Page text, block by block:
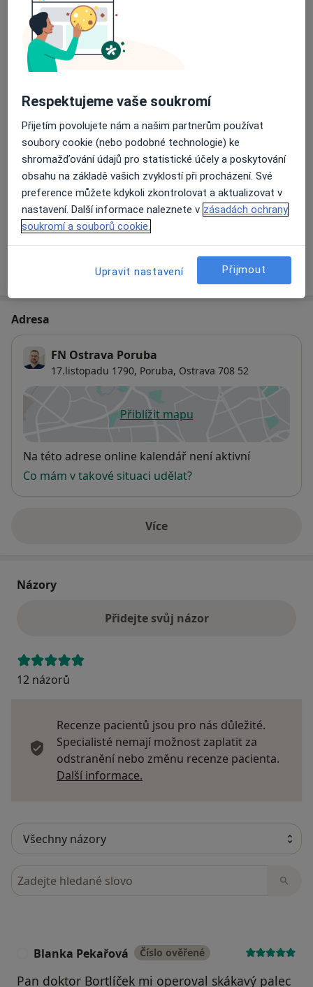
Botox
Detaily
Estetická chirurgie
Implantáty
Detaily
Konzultace plastické chirurgie
Detaily
+ 9 služby
Jak fungují ceny?
Adresa
FN Ostrava Poruba
17.listopadu 1790, Poruba, Ostrava 708 52
Přiblížit mapuse otevře v nové záložce
Dostupnost
Na této adrese online kalendář není aktivní
Co mám v takové situaci udělat?
Víceo adrese
Názory
Přidejte svůj názor
12 názorů
Recenze pacientů jsou pro nás důležité.
Specialisté nemají možnost zaplatit za
odstranění nebo změnu recenze pacienta.
Další informace.
Hledejte v názorech
Blanka Pekařová Číslo ověřené
Pan doktor Bortlíček mi operoval skákavý palec
Respektujeme vaše soukromí
Přijetím povolujete nám a našim partnerům používat
soubory cookie (nebo podobné technologie) ke
shromažďování údajů pro statistické účely a poskytování
obsahu na základě vašich zvyklostí při procházení. Své
preference můžete kdykoli zkontrolovat a aktualizovat v
nastavení. Další informace naleznete v zásadách ochrany
soukromí a souborů cookie.
Upravit nastavení Přijmout